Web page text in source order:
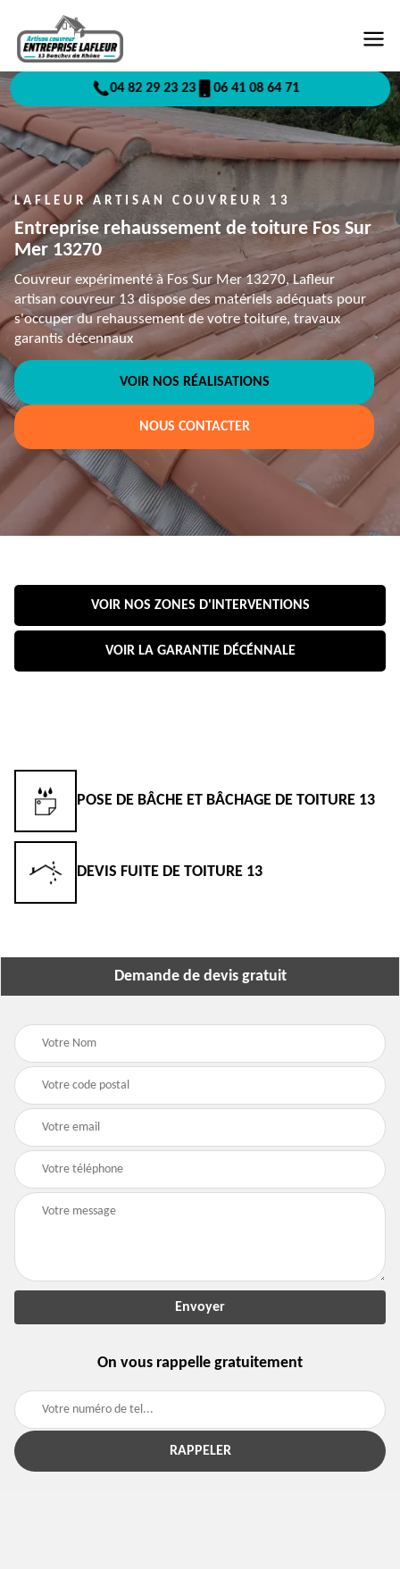
04 82 29 23 23 06 41 08 64 71
LAFLEUR ARTISAN COUVREUR 13
Entreprise rehaussement de toiture Fos Sur
Mer 13270
Couvreur expérimenté à Fos Sur Mer 13270, Lafleur
artisan couvreur 13 dispose des matériels adéquats pour
s'occuper du rehaussement de votre toiture, travaux
garantis décennaux
VOIR NOS RÉALISATIONS
NOUS CONTACTER
VOIR NOS ZONES D'INTERVENTIONS
VOIR LA GARANTIE DÉCÉNNALE
POSE DE BÂCHE ET BÂCHAGE DE TOITURE 13
DEVIS FUITE DE TOITURE 13
Demande de devis gratuit
On vous rappelle gratuitement